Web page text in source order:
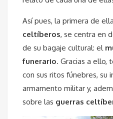
Así pues, la primera de
celtíberos, se centra en
de su bagaje cultural: el
funerario. Gracias a ello,
con sus ritos fúnebres, su
armamento militar y,
sobre las guerras